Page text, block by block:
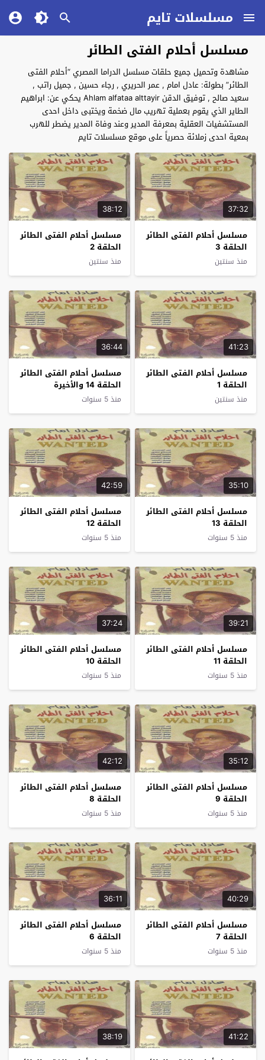
مسلسلات تايم
مسلسل أحلام الفتى الطائر
مشاهدة وتحميل جميع حلقات مسلسل الدراما المصري “أحلام الفتى
الطائر” بطولة: عادل امام , عمر الحريري , رجاء حسين , جميل راتب ,
سعيد صالح , توفيق الدقن Ahlam alfataa alttayir يحكي عن: ابراهيم
الطاير الذي يقوم بعملية تهريب مال ضخمة ويختبى داخل احدى
المستشفيات العقلية بمعرفة المدير وعند وفاة المدير يضطر للهرب
بمعية احدى زملائة حصرياً على موقع مسلسلات تايم
37:32
مسلسل أحلام الفتى الطائر
الحلقة 3
منذ سنتين
38:12
مسلسل أحلام الفتى الطائر
الحلقة 2
منذ سنتين
41:23
مسلسل أحلام الفتى الطائر
الحلقة 1
منذ سنتين
36:44
مسلسل أحلام الفتى الطائر
الحلقة 14 والأخيرة
منذ 5 سنوات
35:10
مسلسل أحلام الفتى الطائر
الحلقة 13
منذ 5 سنوات
42:59
مسلسل أحلام الفتى الطائر
الحلقة 12
منذ 5 سنوات
39:21
مسلسل أحلام الفتى الطائر
الحلقة 11
منذ 5 سنوات
37:24
مسلسل أحلام الفتى الطائر
الحلقة 10
منذ 5 سنوات
35:12
مسلسل أحلام الفتى الطائر
الحلقة 9
منذ 5 سنوات
42:12
مسلسل أحلام الفتى الطائر
الحلقة 8
منذ 5 سنوات
40:29
مسلسل أحلام الفتى الطائر
الحلقة 7
منذ 5 سنوات
36:11
مسلسل أحلام الفتى الطائر
الحلقة 6
منذ 5 سنوات
41:22
38:19